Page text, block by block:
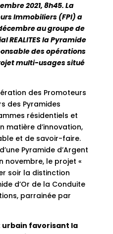
2021, 8h45. La
Immobiliers (FPI) a
au groupe de
la Pyramide
des opérations
multi-usages situé
des Promoteurs
des Pyramides
résidentiels et
matière d’innovation,
et de savoir-faire.
Pyramide d’Argent
novembre, le projet «
soir la distinction
d’Or de la Conduite
parrainée par
urbain favorisant la